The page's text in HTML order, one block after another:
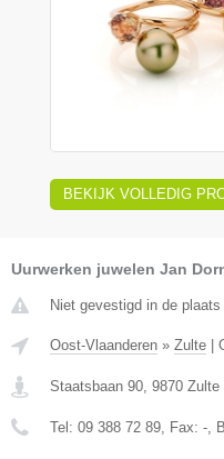
BEKIJK VOLLEDIG
Uurwerken juwelen Jan
Niet gevestigd in de
Oost-Vlaanderen » Zulte
Staatsbaan 90, 9870 Zulte
Tel: 09 388 72 89, Fax: -,